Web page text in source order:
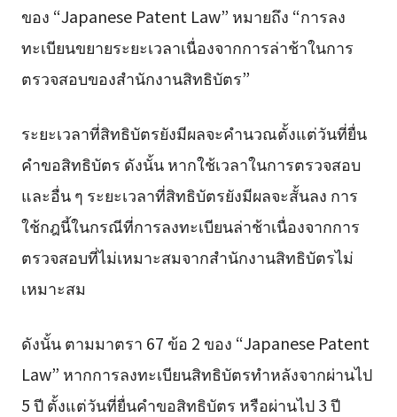
ของ “Japanese Patent Law” หมายถึง “การลง
ทะเบียนขยายระยะเวลาเนื่องจากการล่าช้าในการ
ตรวจสอบของสำนักงานสิทธิบัตร”
ระยะเวลาที่สิทธิบัตรยังมีผลจะคำนวณตั้งแต่วันที่ยื่น
คำขอสิทธิบัตร ดังนั้น หากใช้เวลาในการตรวจสอบ
และอื่น ๆ ระยะเวลาที่สิทธิบัตรยังมีผลจะสั้นลง การ
ใช้กฎนี้ในกรณีที่การลงทะเบียนล่าช้าเนื่องจากการ
ตรวจสอบที่ไม่เหมาะสมจากสำนักงานสิทธิบัตรไม่
เหมาะสม
ดังนั้น ตามมาตรา 67 ข้อ 2 ของ “Japanese Patent
Law” หากการลงทะเบียนสิทธิบัตรทำหลังจากผ่านไป
5 ปี ตั้งแต่วันที่ยื่นคำขอสิทธิบัตร หรือผ่านไป 3 ปี